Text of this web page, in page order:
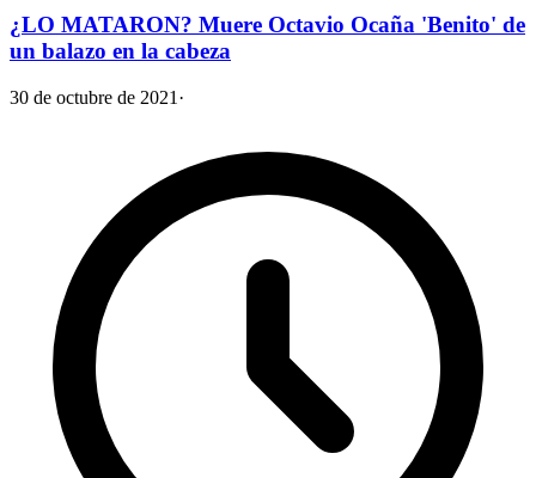
¿LO MATARON? Muere Octavio Ocaña 'Benito' de
un balazo en la cabeza
30 de octubre de 2021 ·